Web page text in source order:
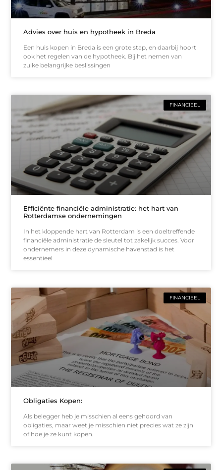
Advies over huis en hypotheek in Breda
Een huis kopen in Breda is een grote stap, en daarbij hoort
ook het regelen van de hypotheek. Bij het nemen van
zulke belangrijke beslissingen
FINANCIEEL
Efficiënte financiële administratie: het hart van
Rotterdamse ondernemingen
In het kloppende hart van Rotterdam is een doeltreffende
financiële administratie de sleutel tot zakelijk succes. Voor
ondernemers in deze dynamische havenstad is het
essentieel
FINANCIEEL
Obligaties Kopen:
Als belegger heb je misschien al eens gehoord van
obligaties, maar weet je misschien niet precies wat ze zijn
of hoe je ze kunt kopen.